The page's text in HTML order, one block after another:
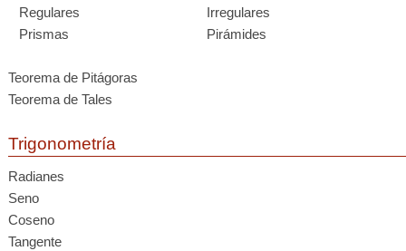
Regulares
Irregulares
Prismas
Pirámides
Teorema de Pitágoras
Teorema de Tales
Trigonometría
Radianes
Seno
Coseno
Tangente